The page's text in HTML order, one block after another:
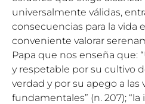
universalmente válidas,
consecuencias para la vida
conveniente valorar
Papa que nos enseña que:
y respetable por su cultivo
verdad y por su apego a las
fundamentales” (n. 207);